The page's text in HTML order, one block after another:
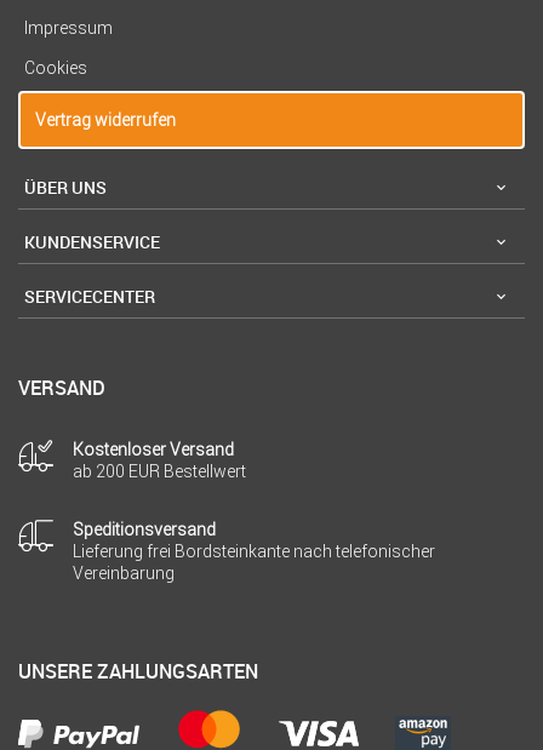
Impressum
Cookies
Vertrag widerrufen
ÜBER UNS
KUNDENSERVICE
SERVICECENTER
VERSAND
Kostenloser Versand
ab 200 EUR Bestellwert
Speditionsversand
Lieferung frei Bordsteinkante nach telefonischer
Vereinbarung
UNSERE ZAHLUNGSARTEN